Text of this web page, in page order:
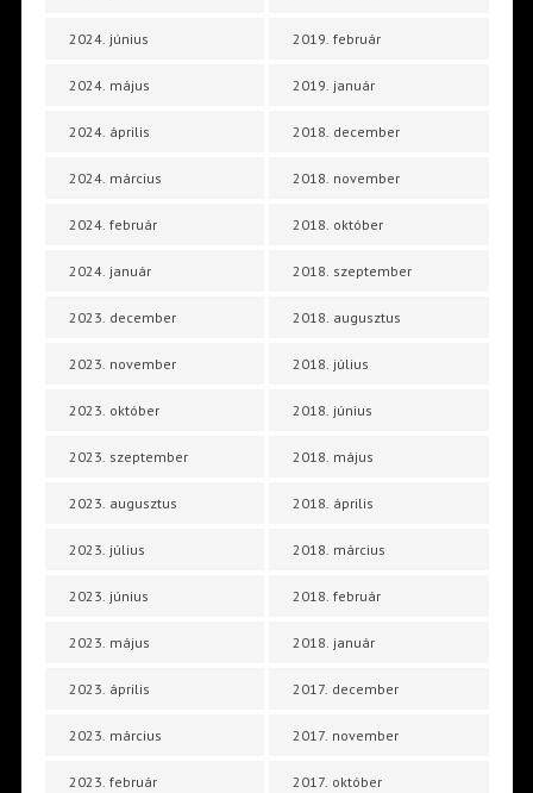
2024. június
2024. május
2024. április
2024. március
2024. február
2024. január
2023. december
2023. november
2023. október
2023. szeptember
2023. augusztus
2023. július
2023. június
2023. május
2023. április
2023. március
2023. február
2019. február
2019. január
2018. december
2018. november
2018. október
2018. szeptember
2018. augusztus
2018. július
2018. június
2018. május
2018. április
2018. március
2018. február
2018. január
2017. december
2017. november
2017. október